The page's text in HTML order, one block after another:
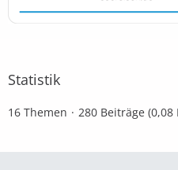
Statistik
16 Themen 280 Beiträge